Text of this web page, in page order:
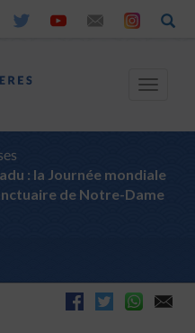
Toggle
: la Journée mondiale
de Notre-Dame